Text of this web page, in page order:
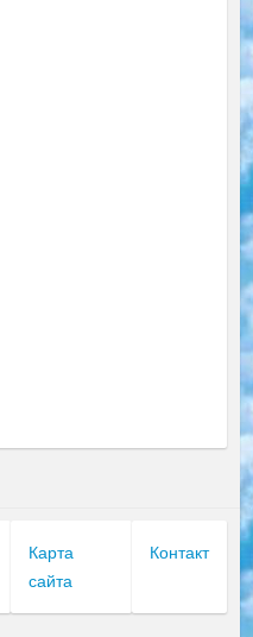
Карта
сайта
Контакт